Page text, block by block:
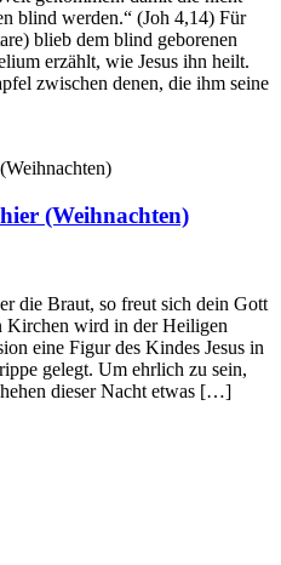
blind werden.“ (Joh 4,14) Für
blieb dem blind geborenen
erzählt, wie Jesus ihn heilt.
zwischen denen, die ihm seine
(Weihnachten)
die Braut, so freut sich dein Gott
Kirchen wird in der Heiligen
eine Figur des Kindes Jesus in
gelegt. Um ehrlich zu sein,
dieser Nacht etwas […]